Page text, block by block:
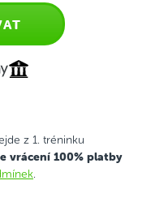
z 1. tréninku
vrácení 100% platby
.